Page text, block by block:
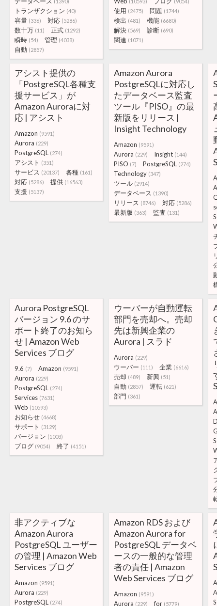
トランザクション (40)
容量 (336) 対応 (5286)
数十万 (11) 正式 (1292)
瞬時 (54) 管理 (4038)
自動 (2857)
使用 (2475) 問題 (1744)
検出 (481) 機能 (6680)
解決 (569) 診断 (690)
関連 (1071)
アシスト提供の
「PostgreSQL各種支
援サービス」が
Amazon Auroraに対
応 | アシスト
Amazon (9591)
Aurora (229)
PostgreSQL (274)
アシスト (351)
サービス (20137) 各種 (161)
対応 (5286) 提供 (16563)
支援 (5137)
Amazon Aurora
PostgreSQLに対応し
たデータベース監査
ツール『PISO』の最
新版をリリース |
Insight Technology
Amazon (9591)
Aurora (229) Insight (144)
PISO (7) PostgreSQL (274)
Technology (347)
ツール (2914)
データベース (1390)
リリース (8746) 対応 (5286)
最新版 (363) 監査 (131)
Aurora PostgreSQL
バージョン 9.6 のサ
ポート終了のお知ら
せ | Amazon Web
Services ブログ
9.6 (7) Amazon (9591)
Aurora (229)
PostgreSQL (274)
Services (7631)
Web (10593)
お知らせ (4668)
サポート (3129)
バージョン (1003)
ブログ (9054) 終了 (4151)
ウーバーが自動運転
部門を売却へ。売却
先は新興企業の
Aurora | スラド
Aurora (229)
ウーバー (111) 企業 (6616)
売却 (489) 新興 (51)
自動 (2857) 運転 (621)
部門 (361)
非アクティブな
Amazon Aurora
PostgreSQL ユーザー
の管理 | Amazon Web
Services ブログ
Amazon (9591)
Aurora (229)
PostgreSQL (274)
Amazon RDS および
Amazon Aurora for
PostgreSQL データベ
ースの一般的な管理
者の責任 | Amazon
Web Services ブログ
Amazon (9591)
Aurora (229) for (5779)